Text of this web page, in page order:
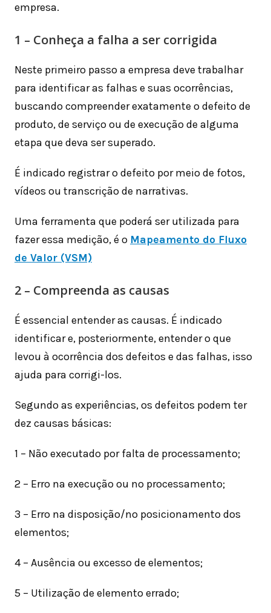
empresa.
1 – Conheça a falha a ser corrigida
Neste primeiro passo a empresa deve trabalhar
para identificar as falhas e suas ocorrências,
buscando compreender exatamente o defeito de
produto, de serviço ou de execução de alguma
etapa que deva ser superado.
É indicado registrar o defeito por meio de fotos,
vídeos ou transcrição de narrativas.
Uma ferramenta que poderá ser utilizada para
fazer essa medição, é o Mapeamento do Fluxo
de Valor (VSM)
2 – Compreenda as causas
É essencial entender as causas. É indicado
identificar e, posteriormente, entender o que
levou à ocorrência dos defeitos e das falhas, isso
ajuda para corrigi-los.
Segundo as experiências, os defeitos podem ter
dez causas básicas:
1 – Não executado por falta de processamento;
2 – Erro na execução ou no processamento;
3 – Erro na disposição/no posicionamento dos
elementos;
4 – Ausência ou excesso de elementos;
5 – Utilização de elemento errado;